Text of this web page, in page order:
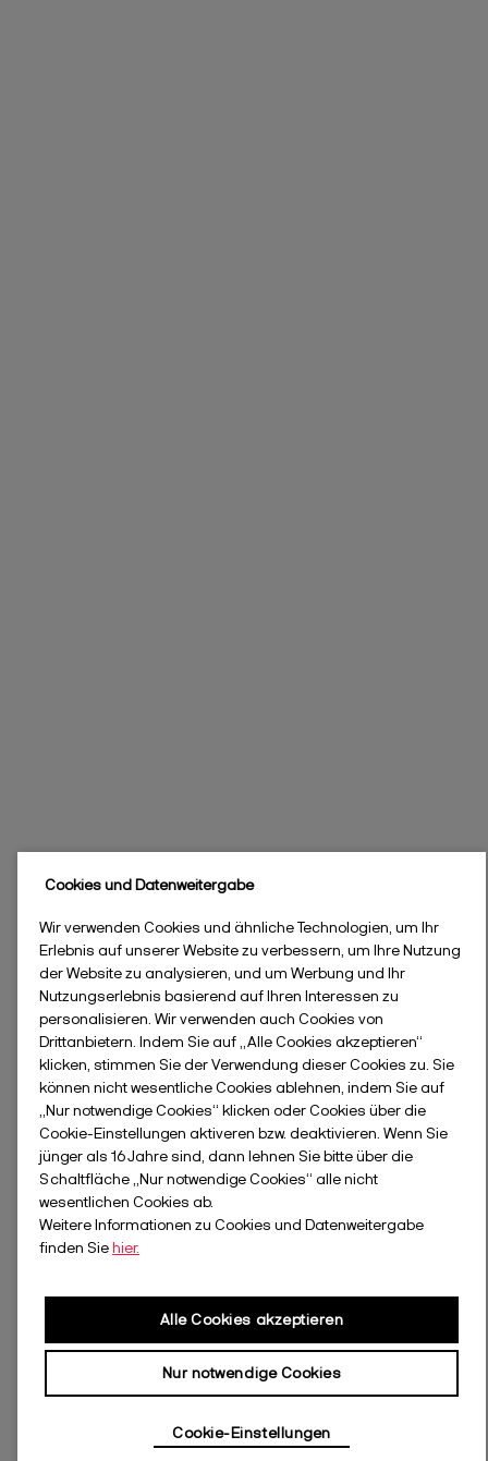
Cookies und Datenweitergabe
Wir verwenden Cookies und ähnliche Technologien, um Ihr
Erlebnis auf unserer Website zu verbessern, um Ihre Nutzung
der Website zu analysieren, und um Werbung und Ihr
Nutzungserlebnis basierend auf Ihren Interessen zu
personalisieren. Wir verwenden auch Cookies von
Drittanbietern. Indem Sie auf „Alle Cookies akzeptieren“
klicken, stimmen Sie der Verwendung dieser Cookies zu. Sie
können nicht wesentliche Cookies ablehnen, indem Sie auf
„Nur notwendige Cookies“ klicken oder Cookies über die
Cookie-Einstellungen aktiveren bzw. deaktivieren. Wenn Sie
jünger als 16 Jahre sind, dann lehnen Sie bitte über die
Schaltfläche „Nur notwendige Cookies“ alle nicht
wesentlichen Cookies ab.
Weitere Informationen zu Cookies und Datenweitergabe
finden Siehier.
Alle Cookies akzeptieren
Nur notwendige Cookies
Cookie-Einstellungen